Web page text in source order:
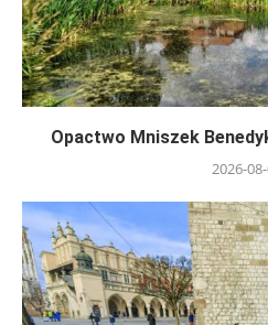
Opactwo Mniszek
2026-